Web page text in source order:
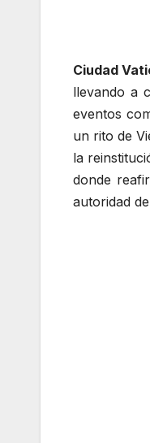
Ciudad
llevando a
eventos
un rito de
la
donde
autoridad